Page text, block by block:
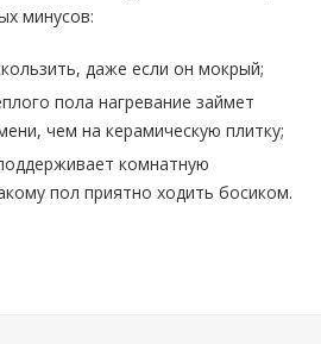
минусов:
даже если он мокрый;
пола нагревание займет
чем на керамическую плитку;
комнатную
пол приятно ходить босиком.